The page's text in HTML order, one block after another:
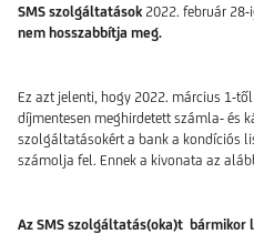
SMS szolgáltatások2022. február 28-
nem hosszabbítja meg.
Ez azt jelenti, hogy 2022. március 1-
díjmentesen meghirdetett számla- és
szolgáltatásokért a bank a kondíciós
számolja fel. Ennek a kivonata az
Az SMS szolgáltatás(oka)t bármikor